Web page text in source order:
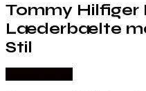
Tommy Hilfiger
Læderbælte
Stil